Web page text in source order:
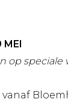
op speciale
vanaf